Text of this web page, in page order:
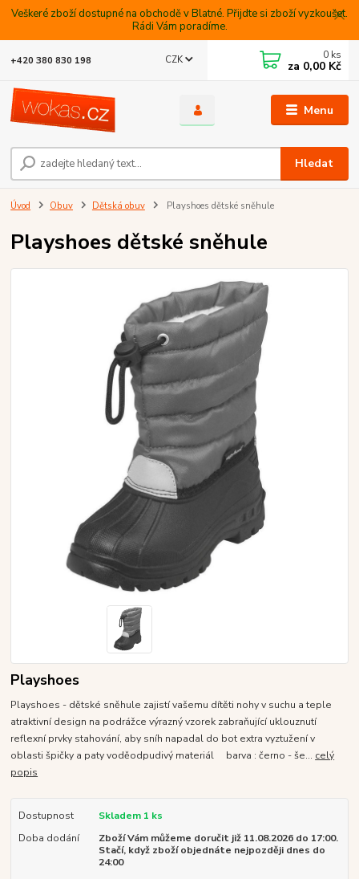
Veškeré zboží dostupné na obchodě v Blatné. Přijdte si zboží vyzkoušet.
Rádi Vám poradíme.
Menu
CZK
Hledat
+420 380 830 198 0 ks
za 0,00 Kč
Úvod Obuv Dětská obuv Playshoes dětské sněhule
Playshoes dětské sněhule
Playshoes
Playshoes - dětské sněhule zajistí vašemu dítěti nohy v suchu a teple
atraktivní design na podrážce výrazný vzorek zabraňující uklouznutí
reflexní prvky stahování, aby sníh napadal do bot extra vyztužení v
oblasti špičky a paty voděodpudivý materiál barva : černo - še... celý
popis
Dostupnost
Skladem 1 ks
Doba dodání
Zboží Vám můžeme doručit již 11.08.2026 do 17:00.
Stačí, když zboží objednáte nejpozději dnes do
24:00